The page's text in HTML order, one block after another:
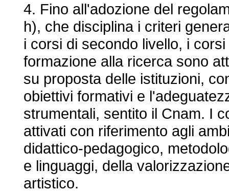
4. Fino all'adozione del
h), che disciplina i criteri
i corsi di secondo livello, i
formazione alla ricerca sono
su proposta delle istituzioni,
obiettivi formativi e
strumentali, sentito il Cnam. I
attivati con riferimento agli
didattico-pedagogico,
e linguaggi, della
artistico.